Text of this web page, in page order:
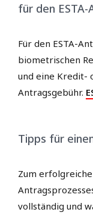
für den ESTA-
Für den ESTA-
biometrischen
und eine Kredit-
Antragsgebühr.
Tipps für
Zum
vollständig und